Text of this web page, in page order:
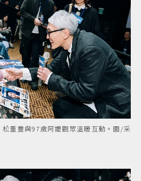
松重豐與97歲阿嬤觀眾溫暖互動。圖/采